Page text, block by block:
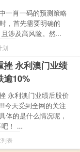
一肖一码的预测策略
，首先需要明确的
涉及高风险。然...
划
挫 永利澳门业绩
逾10%
永利澳门业绩后股价
今天受到全网的关注
体的是什么情况呢，
！ ...
表